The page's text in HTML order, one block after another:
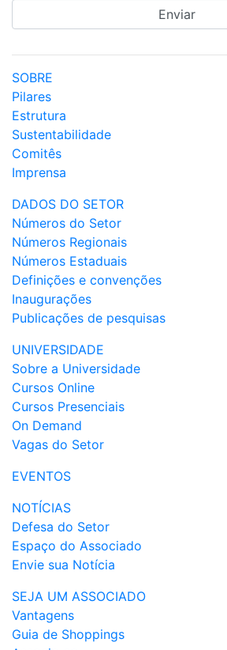
SOBRE
Pilares
Estrutura
Sustentabilidade
Comitês
Imprensa
DADOS DO SETOR
Números do Setor
Números Regionais
Números Estaduais
Definições e convenções
Inaugurações
Publicações de pesquisas
UNIVERSIDADE
Sobre a Universidade
Cursos Online
Cursos Presenciais
On Demand
Vagas do Setor
EVENTOS
NOTÍCIAS
Defesa do Setor
Espaço do Associado
Envie sua Notícia
SEJA UM ASSOCIADO
Vantagens
Guia de Shoppings